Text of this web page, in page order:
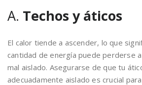
A. Techos y áticos
El calor tiende a ascender, lo que
cantidad de energía puede perderse
mal aislado. Asegurarse de que tu
adecuadamente aislado es crucial